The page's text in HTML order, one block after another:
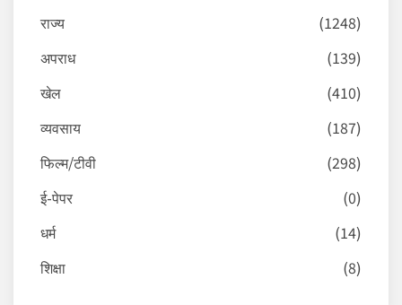
राज्य
(1248)
अपराध
(139)
खेल
(410)
व्यवसाय
(187)
फिल्म/टीवी
(298)
ई-पेपर
(0)
धर्म
(14)
शिक्षा
(8)